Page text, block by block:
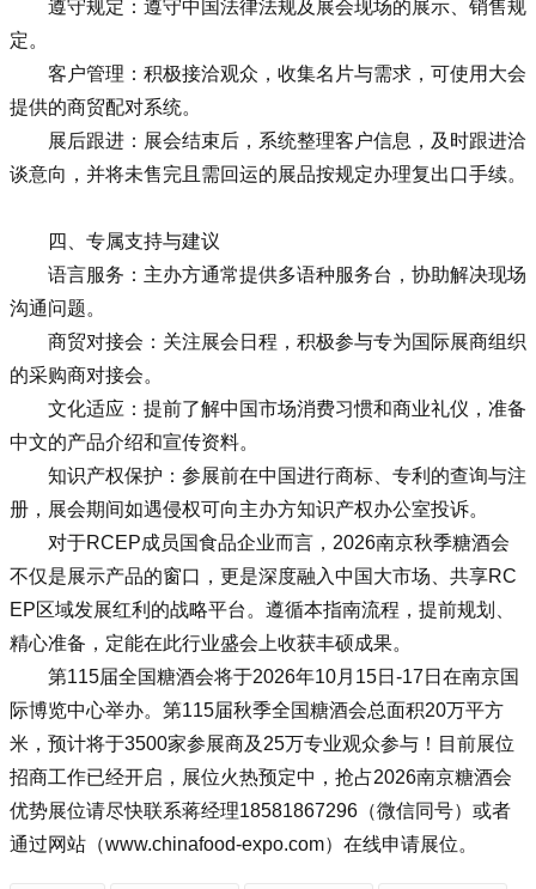
遵守规定：遵守中国法律法规及展会现场的展示、销售规
定。
客户管理：积极接洽观众，收集名片与需求，可使用大会
提供的商贸配对系统。
展后跟进：展会结束后，系统整理客户信息，及时跟进洽
谈意向，并将未售完且需回运的展品按规定办理复出口手续。
四、专属支持与建议
语言服务：主办方通常提供多语种服务台，协助解决现场
沟通问题。
商贸对接会：关注展会日程，积极参与专为国际展商组织
的采购商对接会。
文化适应：提前了解中国市场消费习惯和商业礼仪，准备
中文的产品介绍和宣传资料。
知识产权保护：参展前在中国进行商标、专利的查询与注
册，展会期间如遇侵权可向主办方知识产权办公室投诉。
对于RCEP成员国食品企业而言， 2026南京秋季糖酒会
不仅是展示产品的窗口，更是深度融入中国大市场、共享RC
EP区域发展红利的战略平台。遵循本指南流程，提前规划、
精心准备，定能在此行业盛会上收获丰硕成果。
第115届全国糖酒会将于2026年10月15日-17日在南京国
际博览中心举办。第115届秋季全国糖酒会总面积20万平方
米，预计将于3500家参展商及25万专业观众参与！目前展位
招商工作已经开启，展位火热预定中，抢占2026南京糖酒会
优势展位请尽快联系蒋经理18581867296（微信同号）或者
通过网站（www.chinafood-expo.com）在线申请展位。